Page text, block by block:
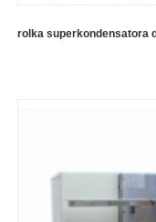
rolka superkondensatora